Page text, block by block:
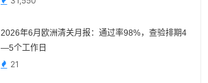
2026年6月欧洲清关月报：通过率98%，查验排期4
—5个工作日
21